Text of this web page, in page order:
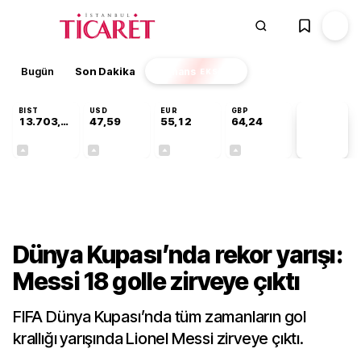
Bugün Son Dakika Finans EKSTRA
BIST
13.703,13
USD
47,59
EUR
55,12
GBP
64,24
Dünya Kupası’nda rekor yarışı:
Messi 18 golle zirveye çıktı
FIFA Dünya Kupası’nda tüm zamanların gol
krallığı yarışında Lionel Messi zirveye çıktı.